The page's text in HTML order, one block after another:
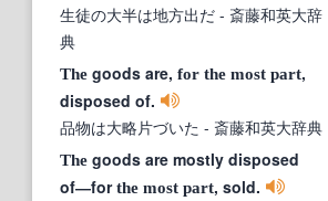
生徒の大半は地方出だ - 斎藤和英大辞
典
The goods are, for the most part,
disposed of.
品物は大略片づいた - 斎藤和英大辞典
The goods are mostly disposed
of―forthe most part, sold.